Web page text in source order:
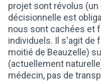
projet sont révolus
décisionnelle est
nous sont cachées et
individuels. Il s'agit de
moitié de Beauzelle)
(actuellement
médecin, pas de